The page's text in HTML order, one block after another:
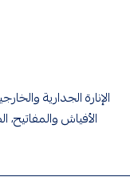
الإنارة الجدارية
الأفياش والمفاتيح،